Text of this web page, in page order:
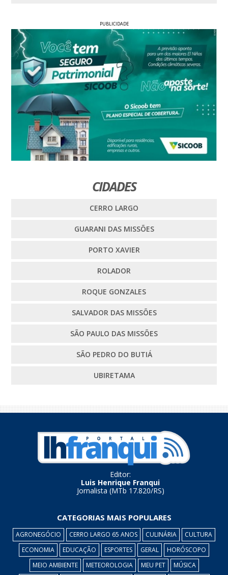
PUBLICIDADE
CIDADES
CERRO LARGO
GUARANI DAS MISSÕES
PORTO XAVIER
ROLADOR
ROQUE GONZALES
SALVADOR DAS MISSÕES
SÃO PAULO DAS MISSÕES
SÃO PEDRO DO BUTIÁ
UBIRETAMA
Editor:
Luis Henrique Franqui
Jornalista (MTb 17.820/RS)
CATEGORIAS MAIS POPULARES
AGRONEGÓCIO CERRO LARGO 65 ANOS CULINÁRIA
CULTURA
ECONOMIA
EDUCAÇÃO ESPORTES GERAL
HORÓSCOPO
MEIO AMBIENTE
METEOROLOGIA MEU PET MÚSICA